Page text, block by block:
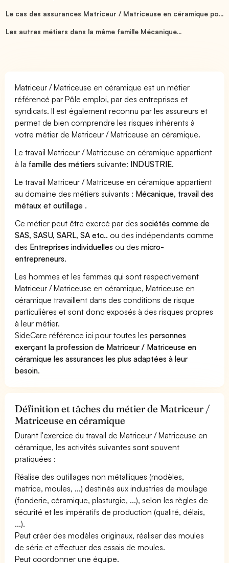
Le cas des assurances Matriceur / Matriceuse en céramique po...
Les autres métiers dans la même famille Mécanique...
Matriceur / Matriceuse en céramique est un métier
référencé par Pôle emploi, par des entreprises et
syndicats. Il est également reconnu par les assureurs et
permet de bien comprendre les risques inhérents à
votre métier de Matriceur / Matriceuse en céramique.
Le travail Matriceur / Matriceuse en céramique appartient
à la famille des métiers suivante: INDUSTRIE.
Le travail Matriceur / Matriceuse en céramique appartient
au domaine des métiers suivants : Mécanique, travail des
métaux et outillage .
Ce métier peut être exercé par dessociétés comme de
SAS, SASU, SARL, SA etc.. ou des indépendants comme
des Entreprises individuelles ou desmicro-
entrepreneurs.
Les hommes et les femmes qui sont respectivement
Matriceur / Matriceuse en céramique, Matriceuse en
céramique travaillent dans des conditions de risque
particulières et sont donc exposés à des risques propres
à leur métier.
SideCare référence ici pour toutes lespersonnes
exerçant la profession de Matriceur / Matriceuse en
céramique les assurances les plus adaptées à leur
besoin.
Définition et tâches du métier de Matriceur /
Matriceuse en céramique
Durant l'exercice du travail de Matriceur / Matriceuse en
céramique, les activités suivantes sont souvent
pratiquées :
Réalise des outillages non métalliques (modèles,
matrice, moules, ...) destinés aux industries de moulage
(fonderie, céramique, plasturgie, ...), selon les règles de
sécurité et les impératifs de production (qualité, délais,
...).
Peut créer des modèles originaux, réaliser des moules
de série et effectuer des essais de moules.
Peut coordonner une équipe.